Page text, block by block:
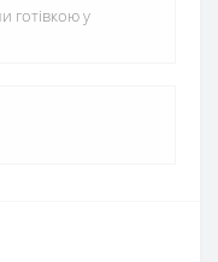
готівкою у